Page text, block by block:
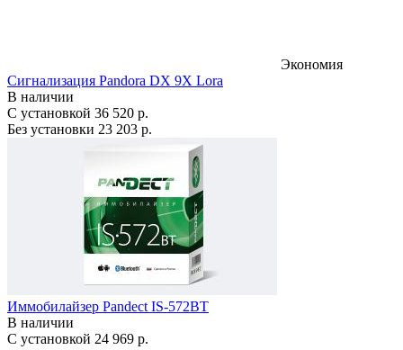
Экономия
Сигнализация Pandora DX 9X Lora
В наличии
С установкой 36 520 р.
Без установки 23 203 р.
Иммобилайзер Pandect IS-572BT
В наличии
С установкой 24 969 р.